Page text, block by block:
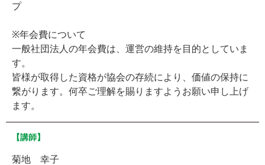
※年会費について
一般社団法人の年会費は、運営の維持を目的としていま
す。
皆様が取得した資格が協会の存続により、価値の保持に
繋がります。何卒ご理解を賜りますようお願い申し上げ
ます。
【講師】
菊地 幸子